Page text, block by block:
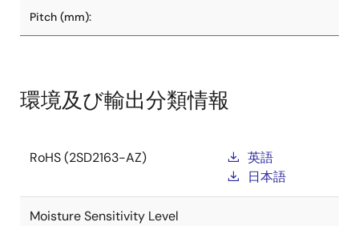
Pitch (mm):
環境及び輸出分類情報
RoHS (2SD2163-AZ)
英語
日本語
Moisture Sensitivity Level